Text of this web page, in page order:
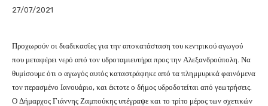
27/07/2021
Προχωρούν οι διαδικασίες για την αποκατάσταση του κεντρικού αγωγού
που μεταφέρει νερό από τον υδροταμιευτήρα προς την Αλεξανδρούπολη. Να
θυμίσουμε ότι ο αγωγός αυτός καταστράφηκε από τα πλημμυρικά φαινόμενα
τον περασμένο Ιανουάριο, και έκτοτε ο δήμος υδροδοτείται από γεωτρήσεις.
Ο Δήμαρχος Γιάννης Ζαμπούκης υπέγραψε και το τρίτο μέρος των σχετικών